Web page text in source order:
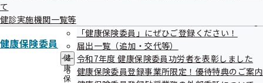
の
サ
メ
ニ
ュ
案
サ
ブ
て
健診実施機関一覧等
健康保険委員
健
康
保
「健康保険委員」にぜひご登録ください！
届出一覧（追加・交代等）
令和7年度 健康保険委員功労者を表彰しました
健康保険委員登録事業所限定！優待特典のご案内
医療機関・薬局の皆様へ～ジェネリッ
ク医薬品実績リストを掲載しました～